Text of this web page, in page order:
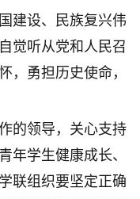
设、民族复兴伟
觉听从党和人民召
，勇担历史使命，
领导，关心支持
年学生健康成长、
联组织要坚定正确